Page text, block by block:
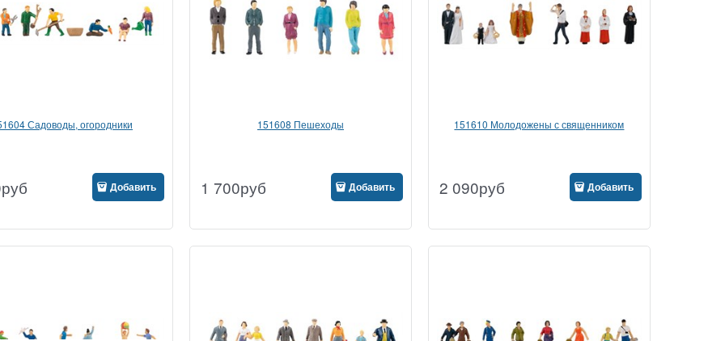
Садоводы, огородники
руб Добавить
151608 Пешеходы
1 700руб Добавить
151610 Молодожены с священником
2 090руб Добавить